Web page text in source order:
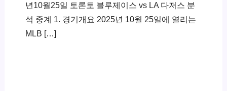
년10월25일 토론토 블루제이스 vs LA 다저스 분
석 중계 1. 경기개요 2025년 10월 25일에 열리는
MLB […]